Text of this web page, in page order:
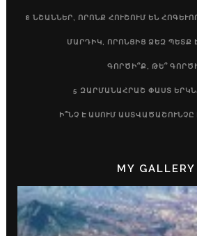
8 ՆՇԱՆՆԵՐ, ՈՐՈՆՔ ՀՈՒՇՈՒՄ ԵՆ
ՄԱՐԴԻԿ, ՈՐՈՆՑԻՑ ՁԵԶ ՊԵՏՔ
ԳՈՐԾԻ՞Ք, ԹԵ՞
5 ԶԱՐՄԱՆԱՀՐԱՇ ՓԱՍՏ
Ի՞ՆՉ Է ԱՍՈՒՄ
MY GALLERY